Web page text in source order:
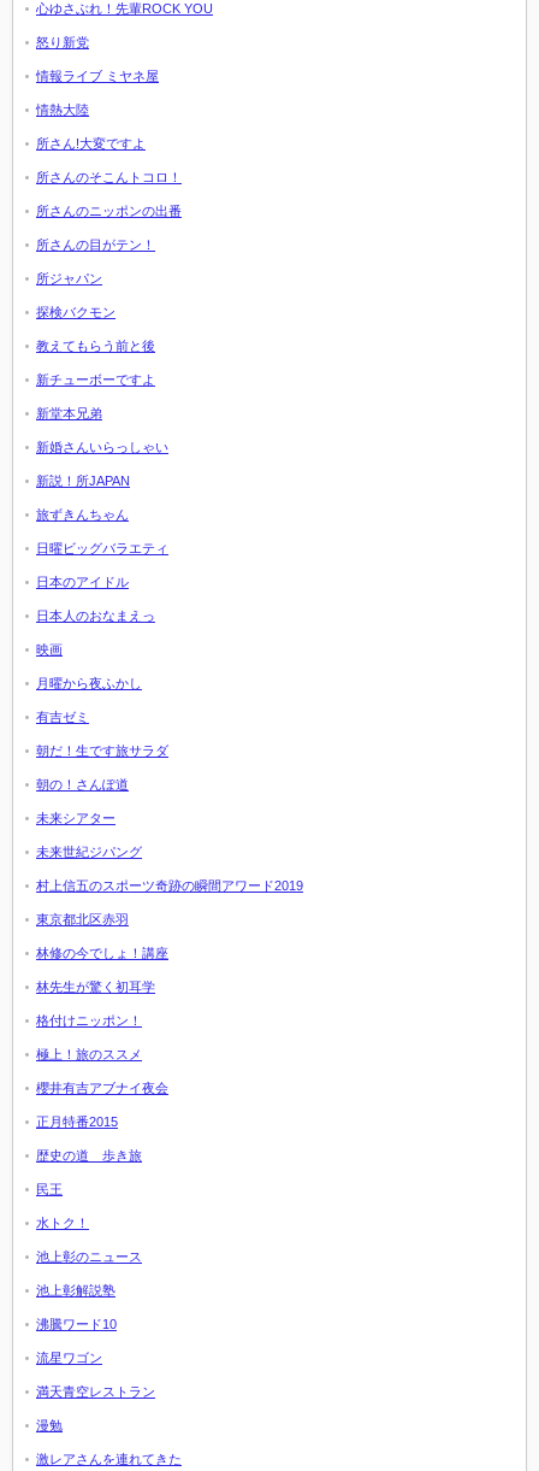
心ゆさぶれ！先輩ROCK YOU
怒り新党
情報ライブ ミヤネ屋
情熱大陸
所さん!大変ですよ
所さんのそこんトコロ！
所さんのニッポンの出番
所さんの目がテン！
所ジャパン
探検バクモン
教えてもらう前と後
新チューボーですよ
新堂本兄弟
新婚さんいらっしゃい
新説！所JAPAN
旅ずきんちゃん
日曜ビッグバラエティ
日本のアイドル
日本人のおなまえっ
映画
月曜から夜ふかし
有吉ゼミ
朝だ！生です旅サラダ
朝の！さんぽ道
未来シアター
未来世紀ジパング
村上信五のスポーツ奇跡の瞬間アワード2019
東京都北区赤羽
林修の今でしょ！講座
林先生が驚く初耳学
格付けニッポン！
極上！旅のススメ
櫻井有吉アブナイ夜会
正月特番2015
歴史の道 歩き旅
民王
水トク！
池上彰のニュース
池上彰解説塾
沸騰ワード10
流星ワゴン
満天青空レストラン
漫勉
激レアさんを連れてきた